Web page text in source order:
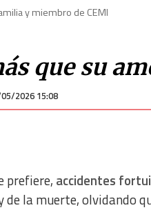
y miembro de CEMI
que su
2026 15:08
prefiere, accidentes
la muerte, olvidando